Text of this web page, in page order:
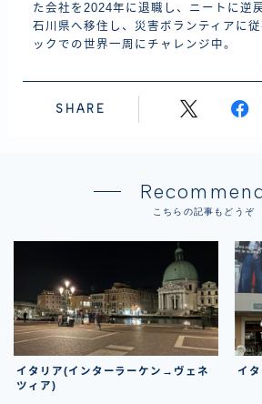
た会社を2024年に退職し、ニートに逆
石川県へ移住し、災害ボランティアに
ックでの世界一周にチャレンジ中。
SHARE
こちらの記事もどうぞ
イタリア(インターラーケン→ヴェネ
ツィア)
イ